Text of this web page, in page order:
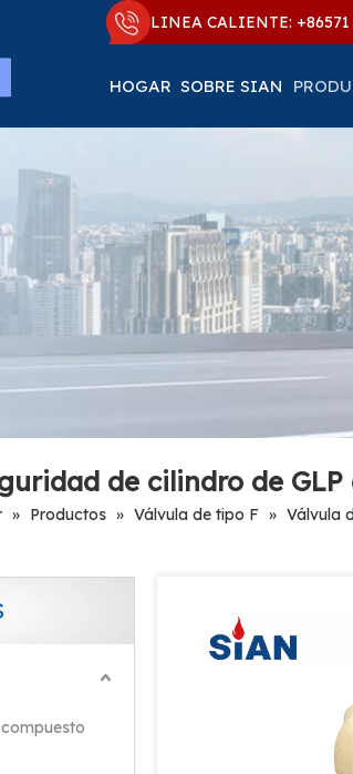
LINEA CALIENTE: +86
HOGAR SOBRE SIAN
de cilindro de
» Productos » Válvula de tipo F » Válvula